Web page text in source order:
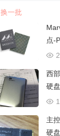
换一批
点-
k
西
硬
主
硬